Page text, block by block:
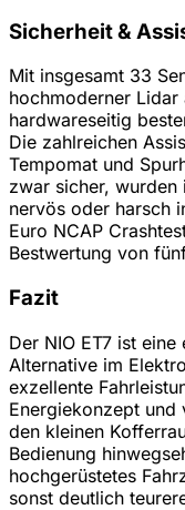
Sicherheit &
Mit insgesamt 33
hochmoderner
hardwareseitig
Die zahlreichen
Tempomat und
zwar sicher, wurden
nervös oder harsch
Euro NCAP
Bestwertung von
Fazit
Der NIO ET7 ist
Alternative im
exzellente
Energiekonzept und
den kleinen
Bedienung
hochgerüstetes
sonst deutlich